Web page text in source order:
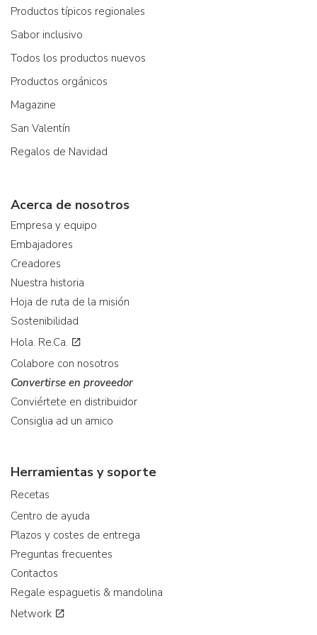
Productos típicos regionales
Sabor inclusivo
Todos los productos nuevos
Productos orgánicos
Magazine
San Valentín
Regalos de Navidad
Acerca de nosotros
Empresa y equipo
Embajadores
Creadores
Nuestra historia
Hoja de ruta de la misión
Sostenibilidad
Hola. Re.Ca.
Colabore con nosotros
Convertirse en proveedor
Conviértete en distribuidor
Consiglia ad un amico
Herramientas y soporte
Recetas
Centro de ayuda
Plazos y costes de entrega
Preguntas frecuentes
Contactos
Regale espaguetis & mandolina
Network